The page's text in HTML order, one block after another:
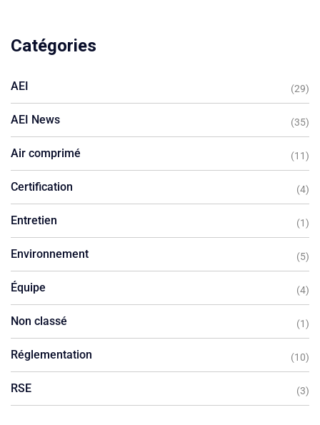
Catégories
AEI (29)
AEI News (35)
Air comprimé (11)
Certification (4)
Entretien (1)
Environnement (5)
Équipe (4)
Non classé (1)
Réglementation (10)
RSE (3)